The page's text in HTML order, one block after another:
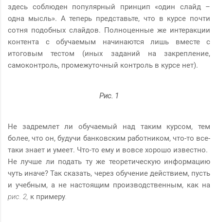
здесь соблюден популярный принцип «один слайд –
одна мысль». А теперь представьте, что в курсе почти
сотня подобных слайдов. Полноценные же интеракции
контента с обучаемым начинаются лишь вместе с
итоговым тестом (иных заданий на закрепление,
самоконтроль, промежуточный контроль в курсе нет).
Рис. 1
Не задремлет ли обучаемый над таким курсом, тем
более, что он, будучи банковским работником, что-то все-
таки знает и умеет. Что-то ему и вовсе хорошо известно.
Не лучше ли подать ту же теоретическую информацию
чуть иначе? Так сказать, через обучение действием, пусть
и учебным, а не настоящим производственным, как на
рис. 2, к примеру